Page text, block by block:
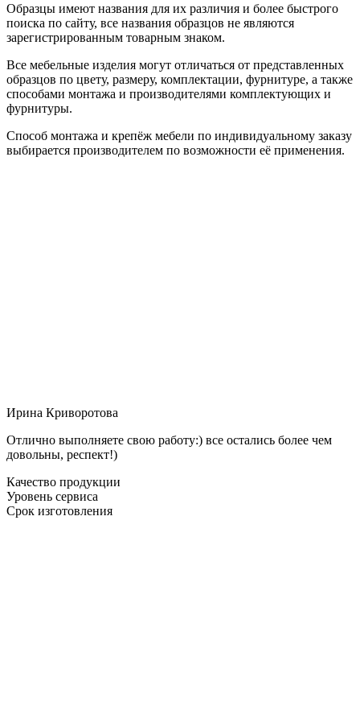
Образцы имеют названия для их различия и более быстрого
поиска по сайту, все названия образцов не являются
зарегистрированным товарным знаком.
Все мебельные изделия могут отличаться от представленных
образцов по цвету, размеру, комплектации, фурнитуре, а также
способами монтажа и производителями комплектующих и
фурнитуры.
Способ монтажа и крепёж мебели по индивидуальному заказу
выбирается производителем по возможности её применения.
Ирина Криворотова
Отлично выполняете свою работу:) все остались более чем
довольны, респект!)
Качество продукции
Уровень сервиса
Срок изготовления